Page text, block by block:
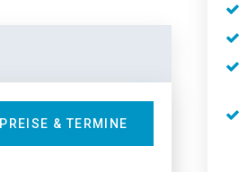
PREISE & TERMINE